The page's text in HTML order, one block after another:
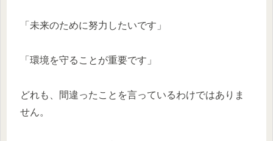
「未来のために努力したいです」
「環境を守ることが重要です」
どれも、間違ったことを言っているわけではありま
せん。